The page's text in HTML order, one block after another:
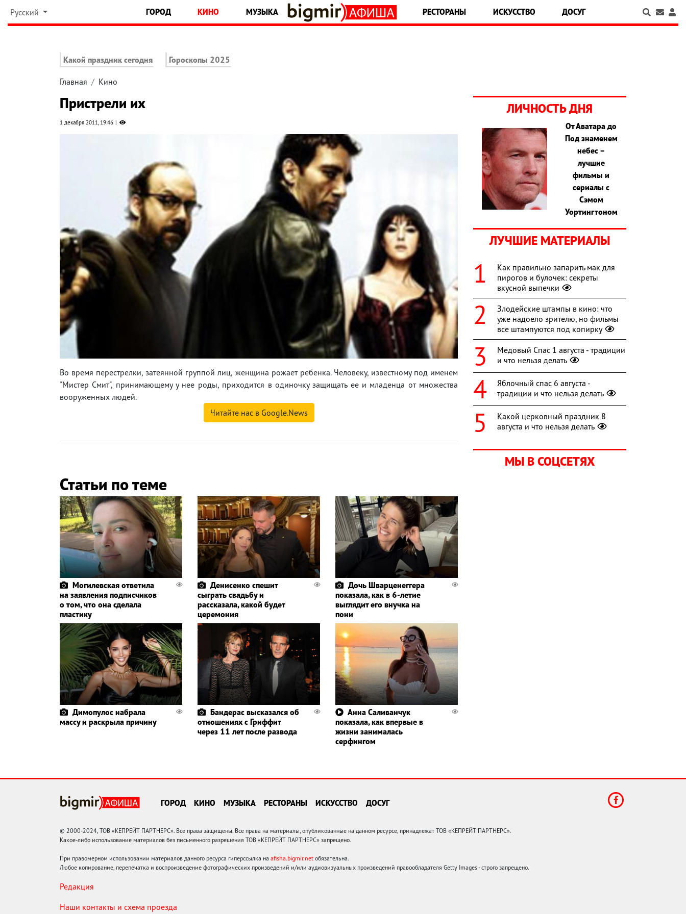
Русский ГОРОД КИНО МУЗЫКА РЕСТОРАНЫ ИСКУССТВО ДОСУГ
Какой праздник сегодня Гороскопы 2025
Главная Кино
Пристрели их
1 декабря 2011, 19:46
Во время перестрелки, затеянной группой лиц, женщина рожает ребенка. Человеку, известному под именем
"Мистер Смит", принимающему у нее роды, приходится в одиночку защищать ее и младенца от множества
вооруженных людей.
Читайте нас в Google.News
Статьи по теме
Могилевская ответила
на заявления подписчиков
о том, что она сделала
пластику
Денисенко спешит
сыграть свадьбу и
рассказала, какой будет
церемония
Дочь Шварценеггера
показала, как в 6-летие
выглядит его внучка на
пони
Димопулос набрала
массу и раскрыла причину
Бандерас высказался об
отношениях с Гриффит
через 11 лет после развода
Анна Саливанчук
показала, как впервые в
жизни занималась
серфингом
ЛИЧНОСТЬ ДНЯ
От Аватара до
Под знаменем
небес –
лучшие
фильмы и
сериалы с
Сэмом
Уортингтоном
ЛУЧШИЕ МАТЕРИАЛЫ
Как правильно запарить мак для
пирогов и булочек: секреты
вкусной выпечки
Злодейские штампы в кино: что
уже надоело зрителю, но фильмы
все штампуются под копирку
Медовый Спас 1 августа - традиции
и что нельзя делать
Яблочный спас 6 августа -
традиции и что нельзя делать
Какой церковный праздник 8
августа и что нельзя делать
МЫ В СОЦСЕТЯХ
ГОРОД КИНО МУЗЫКА РЕСТОРАНЫ ИСКУССТВО ДОСУГ
© 2000-2024, ТОВ «КЕПРЕЙТ ПАРТНЕРС». Все права защищены. Все права на материалы, опубликованные на данном ресурсе, принадлежат ТОВ «КЕПРЕЙТ ПАРТНЕРС».
Какое-либо использование материалов без письменного разрешения ТОВ «КЕПРЕЙТ ПАРТНЕРС» запрещено.
При правомерном использовании материалов данного ресурса гиперссылка на afisha.bigmir.net обязательна.
Любое копирование, перепечатка и воспроизведение фотографических произведений и/или аудиовизуальных произведений правообладателя Getty Images - строго запрещено.
Редакция
Наши контакты и схема проезда